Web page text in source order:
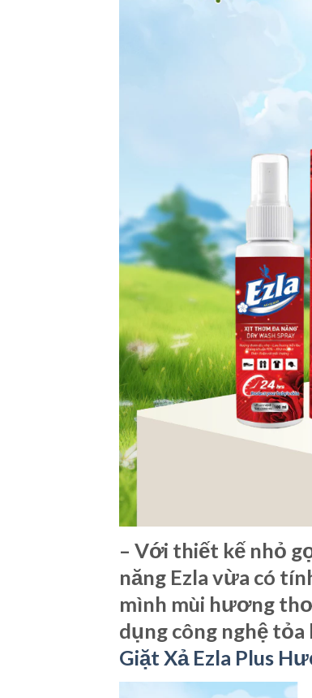
– Với thiết kế nhỏ
năng Ezla vừa có
mình mùi hương
dụng công nghệ
Giặt Xả Ezla Plus